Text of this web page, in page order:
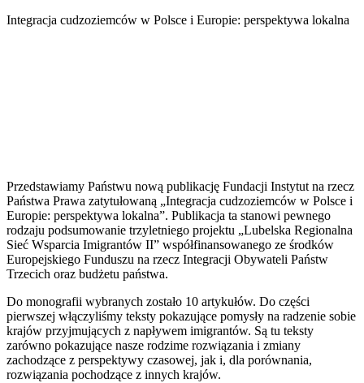
Integracja cudzoziemców w Polsce i Europie: perspektywa lokalna
Przedstawiamy Państwu nową publikację Fundacji Instytut na rzecz
Państwa Prawa zatytułowaną „Integracja cudzoziemców w Polsce i
Europie: perspektywa lokalna”. Publikacja ta stanowi pewnego
rodzaju podsumowanie trzyletniego projektu „Lubelska Regionalna
Sieć Wsparcia Imigrantów II” współfinansowanego ze środków
Europejskiego Funduszu na rzecz Integracji Obywateli Państw
Trzecich oraz budżetu państwa.
Do monografii wybranych zostało 10 artykułów. Do części
pierwszej włączyliśmy teksty pokazujące pomysły na radzenie sobie
krajów przyjmujących z napływem imigrantów. Są tu teksty
zarówno pokazujące nasze rodzime rozwiązania i zmiany
zachodzące z perspektywy czasowej, jak i, dla porównania,
rozwiązania pochodzące z innych krajów.